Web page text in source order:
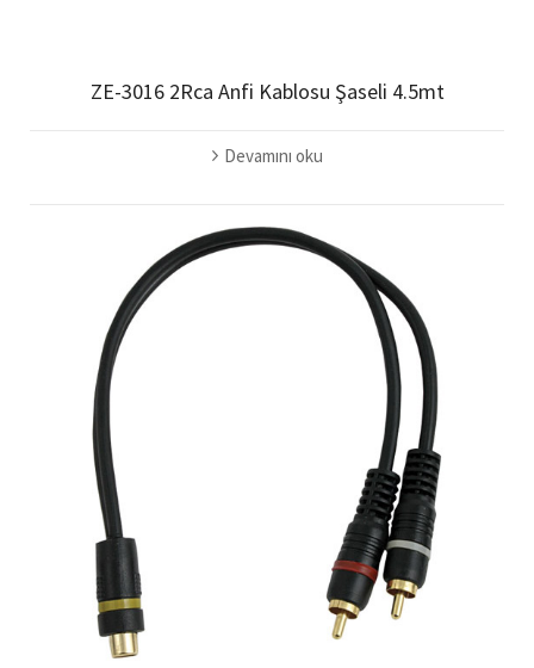
ZE-3016 2Rca Anfi Kablosu Şaseli 4.5mt
Devamını oku